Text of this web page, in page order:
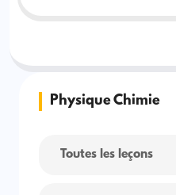
Physique Chimie
Toutes les leçons